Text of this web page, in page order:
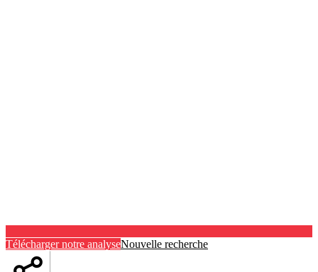
Télécharger notre analyseNouvelle recherche